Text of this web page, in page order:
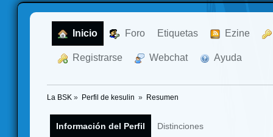
Inicio Foro Etiquetas Ezine
Registrarse Webchat Ayuda
La BSK » Perfil de kesulin » Resumen
Información del Perfil Distinciones